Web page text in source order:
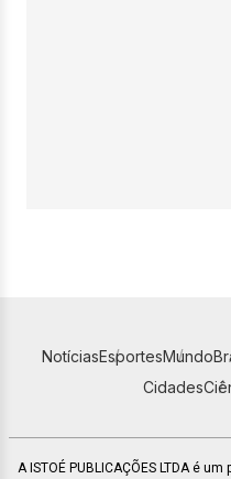
NotíciasEsportesMundo
Cidades
A ISTOÉ PUBLICAÇÕES LTDA é